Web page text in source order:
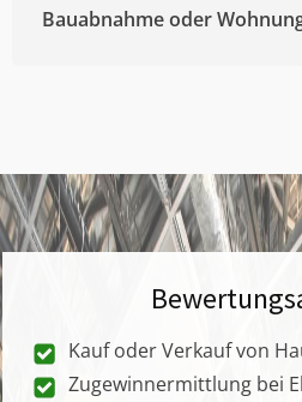
Bauabnahme oder
Kauf oder Verkauf von
Zugewinnermittlung bei